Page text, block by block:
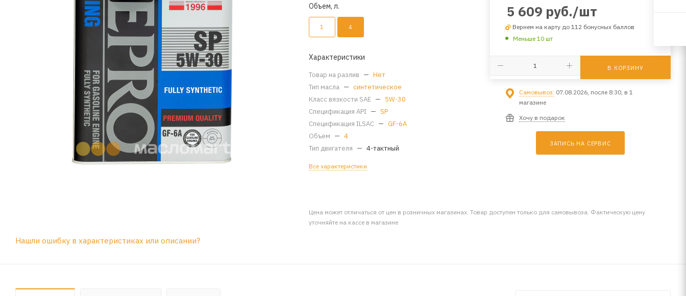
Объем, л.
1 4
Характеристики
Товар на разлив — Нет
Тип масла — синтетическое
Класс вязкости SAE — 5W-30
Спецификация API — SP
Спецификация ILSAC — GF-6A
Объем — 4
Тип двигателя — 4-тактный
Все характеристики
5 609 руб./шт
Вернем на карту до 112 бонусных баллов
Меньше 10 шт
В КОРЗИНУ
Самовывоз: 07.08.2026, после 8:30, в 1
магазине
Хочу в подарок
ЗАПИСЬ НА СЕРВИС
Цена может отличаться от цен в розничных магазинах. Товар доступен только для самовывоза. Фактическую цену
уточняйте на кассе в магазине
Нашли ошибку в характеристиках или описании?